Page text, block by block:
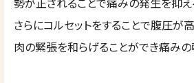
さらにコルセットをすることで腹圧が
肉の緊張を和らげることができ痛みの